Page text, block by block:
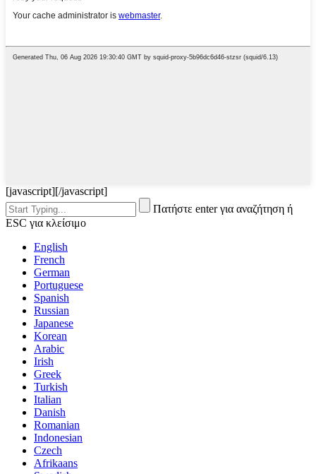
[javascript] [/javascript]
Πατήστε enter για αναζήτηση ή
ESC για κλείσιμο
English
French
German
Portuguese
Spanish
Russian
Japanese
Korean
Arabic
Irish
Greek
Turkish
Italian
Danish
Romanian
Indonesian
Czech
Afrikaans